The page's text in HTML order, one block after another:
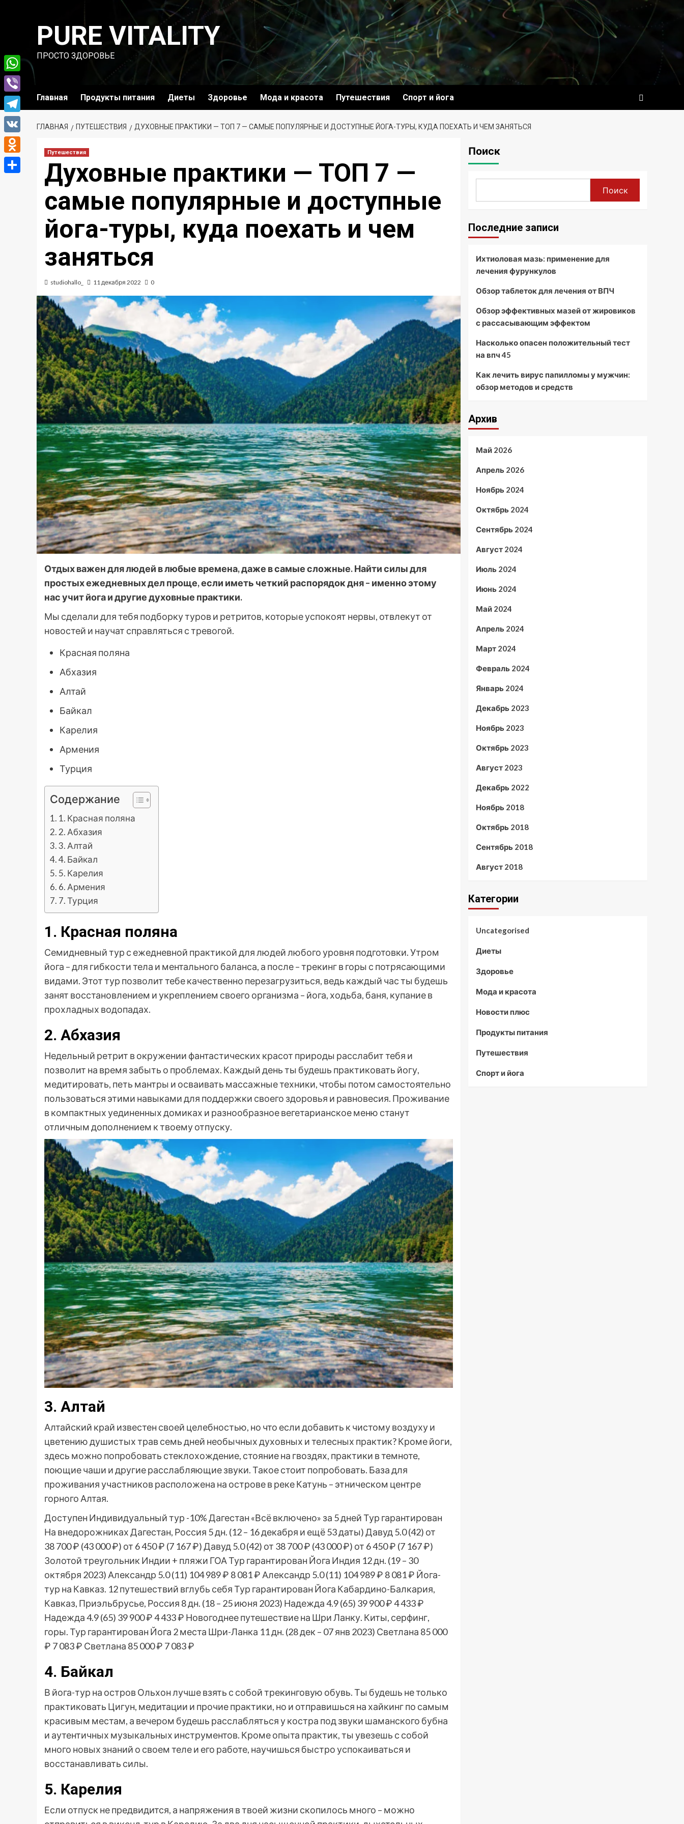
содержимомуPURE VITALITY
ПРОСТО ЗДОРОВЬЕ
Главная Продукты питания Диеты Здоровье Мода и красота Путешествия Спорт и йога
ГЛАВНАЯ ПУТЕШЕСТВИЯ ДУХОВНЫЕ ПРАКТИКИ — ТОП 7 — САМЫЕ ПОПУЛЯРНЫЕ И ДОСТУПНЫЕ ЙОГА-ТУРЫ, КУДА ПОЕХАТЬ И ЧЕМ ЗАНЯТЬСЯ
Путешествия
Духовные практики — ТОП 7 —
самые популярные и доступные
йога-туры, куда поехать и чем
заняться
studiohallo_ 11 декабря 2022 0
Отдых важен для людей в любые времена, даже в самые сложные. Найти силы для
простых ежедневных дел проще, если иметь четкий распорядок дня – именно этому
нас учит йога и другие духовные практики.
Мы сделали для тебя подборку туров и ретритов, которые успокоят нервы, отвлекут от
новостей и научат справляться с тревогой.
Красная поляна
Абхазия
Алтай
Байкал
Карелия
Армения
Турция
Содержание
1. Красная поляна
2. Абхазия
3. Алтай
4. Байкал
5. Карелия
6. Армения
7. Турция
1. Красная поляна
Семидневный тур с ежедневной практикой для людей любого уровня подготовки. Утром
йога – для гибкости тела и ментального баланса, а после – трекинг в горы с потрясающими
видами. Этот тур позволит тебе качественно перезагрузиться, ведь каждый час ты будешь
занят восстановлением и укреплением своего организма – йога, ходьба, баня, купание в
прохладных водопадах.
2. Абхазия
Недельный ретрит в окружении фантастических красот природы расслабит тебя и
позволит на время забыть о проблемах. Каждый день ты будешь практиковать йогу,
медитировать, петь мантры и осваивать массажные техники, чтобы потом самостоятельно
пользоваться этими навыками для поддержки своего здоровья и равновесия. Проживание
в компактных уединенных домиках и разнообразное вегетарианское меню станут
отличным дополнением к твоему отпуску.
3. Алтай
Алтайский край известен своей целебностью, но что если добавить к чистому воздуху и
цветению душистых трав семь дней необычных духовных и телесных практик? Кроме йоги,
здесь можно попробовать стеклохождение, стояние на гвоздях, практики в темноте,
поющие чаши и другие расслабляющие звуки. Такое стоит попробовать. База для
проживания участников расположена на острове в реке Катунь – этническом центре
горного Алтая.
Доступен Индивидуальный тур -10%Дагестан «Всё включено» за 5 дней Тур гарантирован
На внедорожниках Дагестан, Россия 5 дн. (12 – 16 декабря и ещё 53 даты)Давуд 5.0(42) от
38 700 ₽ (43 000 ₽) от 6 450 ₽ (7 167 ₽)Давуд 5.0(42) от 38 700 ₽ (43 000 ₽) от 6 450 ₽ (7 167 ₽)
Золотой треугольник Индии + пляжи ГОА Тур гарантирован Йога Индия 12 дн. (19 – 30
октября 2023) Александр 5.0(11) 104 989 ₽ 8 081 ₽ Александр 5.0(11) 104 989 ₽ 8 081 ₽ Йога-
тур на Кавказ. 12 путешествий вглубь себя Тур гарантирован Йога Кабардино-Балкария,
Кавказ, Приэльбрусье, Россия 8 дн. (18 – 25 июня 2023) Надежда 4.9(65) 39 900 ₽4 433 ₽
Надежда 4.9(65) 39 900 ₽4 433 ₽ Новогоднее путешествие на Шри Ланку. Киты, серфинг,
горы. Тур гарантирован Йога 2 места Шри-Ланка 11 дн. (28 дек – 07 янв 2023) Светлана 85 000
₽ 7 083 ₽ Светлана 85 000 ₽ 7 083 ₽
4. Байкал
В йога-тур на остров Ольхон лучше взять с собой трекинговую обувь. Ты будешь не только
практиковать Цигун, медитации и прочие практики, но и отправишься на хайкинг по самым
красивым местам, а вечером будешь расслабляться у костра под звуки шаманского бубна
и аутентичных музыкальных инструментов. Кроме опыта практик, ты увезешь с собой
много новых знаний о своем теле и его работе, научишься быстро успокаиваться и
восстанавливать силы.
5. Карелия
Если отпуск не предвидится, а напряжения в твоей жизни скопилось много – можно
Поиск
Поиск
Последние записи
Ихтиоловая мазь: применение для
лечения фурункулов
Обзор таблеток для лечения от ВПЧ
Обзор эффективных мазей от жировиков
с рассасывающим эффектом
Насколько опасен положительный тест
на впч 45
Как лечить вирус папилломы у мужчин:
обзор методов и средств
Архив
Май 2026
Апрель 2026
Ноябрь 2024
Октябрь 2024
Сентябрь 2024
Август 2024
Июль 2024
Июнь 2024
Май 2024
Апрель 2024
Март 2024
Февраль 2024
Январь 2024
Декабрь 2023
Ноябрь 2023
Октябрь 2023
Август 2023
Декабрь 2022
Ноябрь 2018
Октябрь 2018
Сентябрь 2018
Август 2018
Категории
Uncategorised
Диеты
Здоровье
Мода и красота
Новости плюс
Продукты питания
Путешествия
Спорт и йога
WhatsApp
Viber
Telegram
VK
Odnoklassniki
Отправить